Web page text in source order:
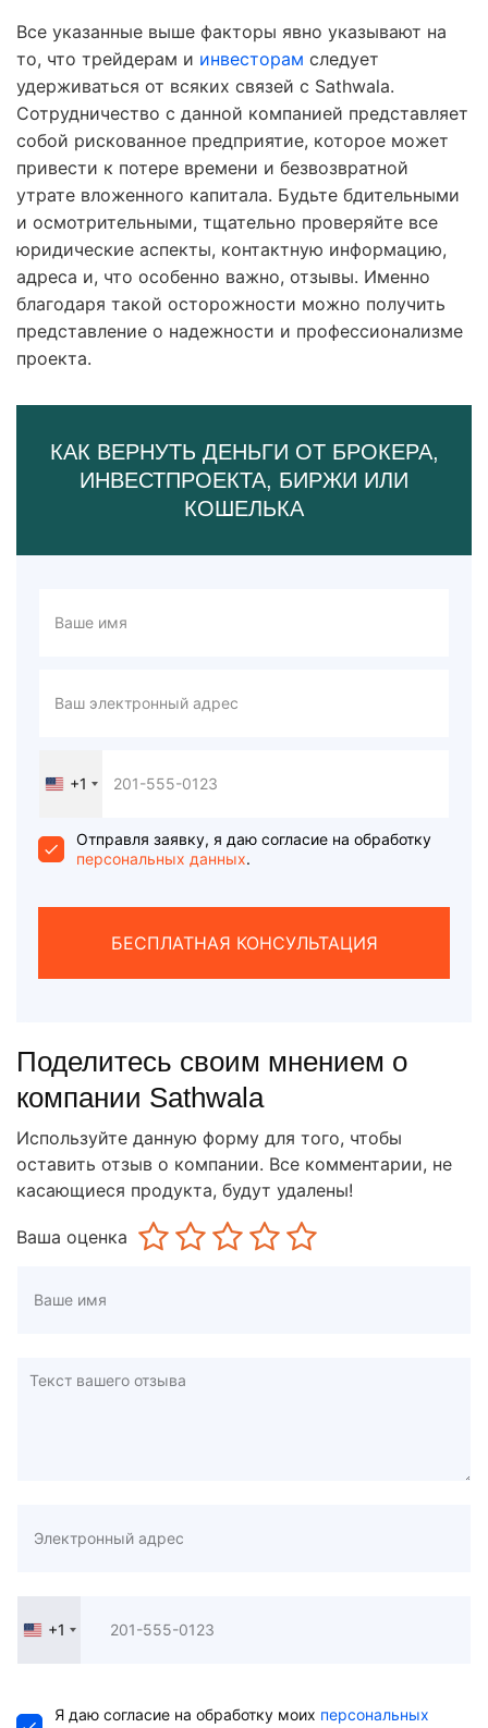
Все указанные выше факторы явно указывают на
то, что трейдерам и инвесторам следует
удерживаться от всяких связей с Sathwala.
Сотрудничество с данной компанией представляет
собой рискованное предприятие, которое может
привести к потере времени и безвозвратной
утрате вложенного капитала. Будьте бдительными
и осмотрительными, тщательно проверяйте все
юридические аспекты, контактную информацию,
адреса и, что особенно важно, отзывы. Именно
благодаря такой осторожности можно получить
представление о надежности и профессионализме
проекта.
КАК ВЕРНУТЬ ДЕНЬГИ ОТ БРОКЕРА,
ИНВЕСТПРОЕКТА, БИРЖИ ИЛИ
КОШЕЛЬКА
United
+1
+1
Отправля заявку, я даю согласие на обработку
персональных данных.
БЕСПЛАТНАЯ КОНСУЛЬТАЦИЯ
Поделитесь своим мнением о
компании Sathwala
Используйте данную форму для того, чтобы
оставить отзыв о компании. Все комментарии, не
касающиеся продукта, будут удалены!
Ваша оценка
United
+1
Я даю согласие на обработку моих персональных